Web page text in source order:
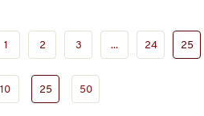
1 2 3 ... 24 25
10 25 50